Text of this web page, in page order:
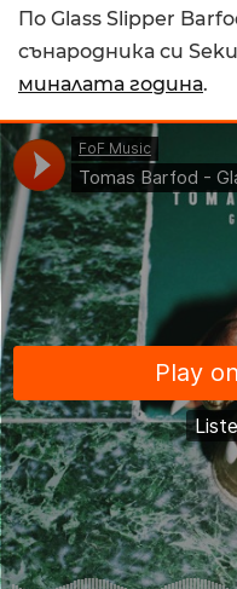
По Glass Slipper
сънародника си
миналата година.